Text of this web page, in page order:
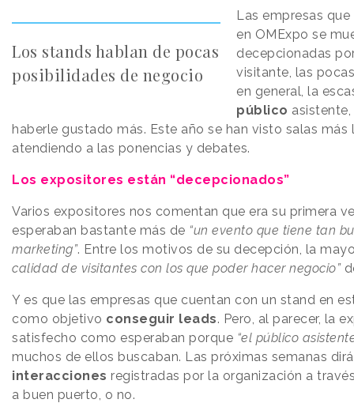
Los stands hablan de pocas
posibilidades de negocio
Las empresas
en OMExpo se
decepcionadas
visitante, las
en general, la
público
haberle gustado más. Este año se han visto salas
atendiendo a las ponencias y debates.
Los expositores están “decepcionados”
Varios expositores nos comentan que era su primera
esperaban bastante más de “un evento que tiene tan
marketing”. Entre los motivos de su decepción, la
calidad de visitantes con los que poder hacer negocio”
Y es que las empresas que cuentan con un stand en
como objetivo conseguir leads. Pero, al parecer, la
satisfecho como esperaban porque “el público
muchos de ellos buscaban. Las próximas semanas
interacciones registradas por la organización a
a buen puerto, o no.